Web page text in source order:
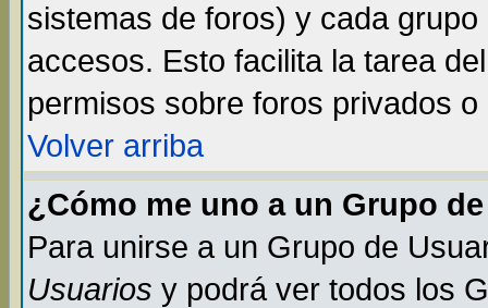
sistemas de foros) y cada
accesos. Esto facilita la tarea
permisos sobre foros privados
Volver arriba
¿Cómo me uno a un Grupo
Para unirse a un Grupo de
Usuarios y podrá ver todos los